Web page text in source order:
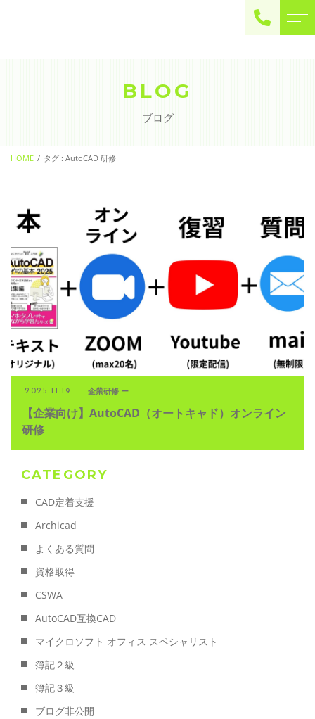
BLOG
ブログ
HOME タグ : AutoCAD 研修
2025.11.19 企業研修 ー
【企業向け】AutoCAD（オートキャド）オンライン
研修
CATEGORY
CAD定着支援
Archicad
よくある質問
資格取得
CSWA
AutoCAD互換CAD
マイクロソフト オフィス スペシャリスト
簿記２級
簿記３級
ブログ非公開